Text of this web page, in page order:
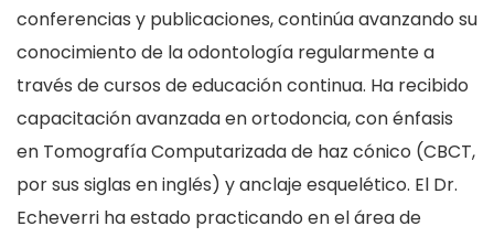
conferencias y publicaciones, continúa avanzando su
conocimiento de la odontología regularmente a
través de cursos de educación continua. Ha recibido
capacitación avanzada en ortodoncia, con énfasis
en Tomografía Computarizada de haz cónico (CBCT,
por sus siglas en inglés) y anclaje esquelético. El Dr.
Echeverri ha estado practicando en el área de